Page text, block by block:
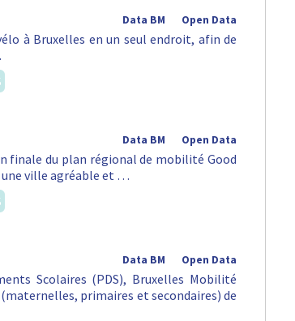
Open Data
Data BM
à Bruxelles en un seul endroit, afin de
Open Data
Data BM
finale du plan régional de mobilité Good
une ville agréable et …
Open Data
Data BM
Scolaires (PDS), Bruxelles Mobilité
primaires et secondaires) de